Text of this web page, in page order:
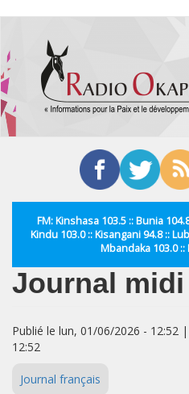
contenu
principal
FM: Kinshasa 103.5 :: Bunia
Kindu 103.0 :: Kisangani 94.8 ::
Mbandaka 103.0
Journal midi
Publié le lun, 01/06/2026 - 12:52
12:52
Journal français